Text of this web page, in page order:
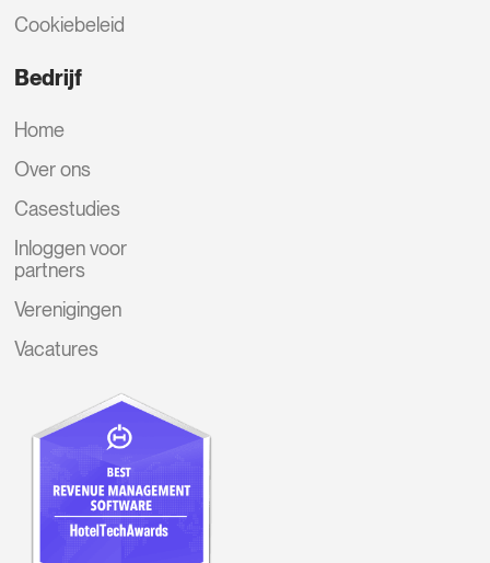
Cookiebeleid
Bedrijf
Home
Over ons
Casestudies
Inloggen voor
partners
Verenigingen
Vacatures